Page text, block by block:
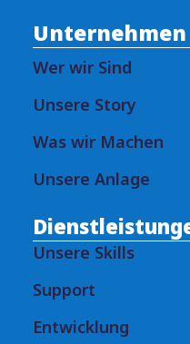
Unternehmen
Wer wir Sind
Unsere Story
Was wir Machen
Unsere Anlage
Unsere Skills
Support
Entwicklung